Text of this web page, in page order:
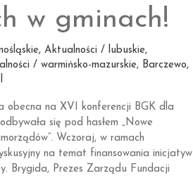
w gminach!
, Aktualności / lubuskie,
/ warmińsko-mazurskie, Barczewo,
obecna na XVI konferencji BGK dla
się pod hasłem „Nowe
Wczoraj, w ramach
na temat finansowania inicjatyw
Brygida, Prezes Zarządu Fundacji